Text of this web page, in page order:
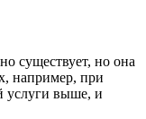
существует, но она
например, при
услуги выше, и